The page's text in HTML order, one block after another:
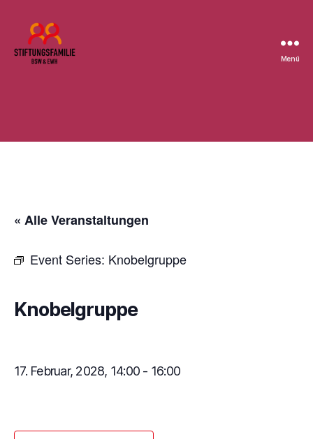
Menü
« Alle Veranstaltungen
Event Series: Knobelgruppe
Knobelgruppe
17. Februar, 2028, 14:00 - 16:00